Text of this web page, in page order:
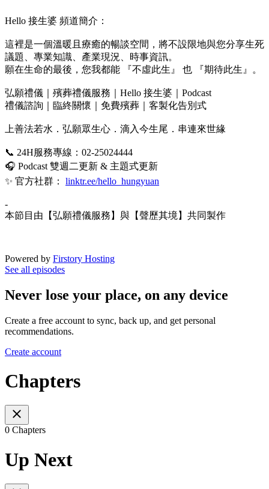
Hello 接生婆 頻道簡介：
這裡是一個溫暖且療癒的暢談空間，將不設限地與您分享生死
議題、專業知識、產業現況、時事資訊。
願在生命的最後，您我都能 『不虛此生』 也 『期待此生』。
弘願禮儀｜殯葬禮儀服務｜Hello 接生婆｜Podcast
禮儀諮詢｜臨終關懷｜免費殯葬｜客製化告別式
上善法若水．弘願眾生心．滴入今生尾．串連來世緣
📞 24H服務專線：02-25024444
🎧 Podcast 雙週二更新 & 主題式更新
✨ 官方社群： linktr.ee/hello_hungyuan
-
本節目由【弘願禮儀服務】與【聲歷其境】共同製作
Powered by Firstory Hosting
See all episodes
Never lose your place, on any device
Create a free account to sync, back up, and get personal
recommendations.
Create account
Chapters
0 Chapters
Up Next